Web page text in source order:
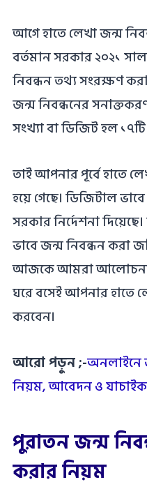
আগে হাতে লেখা জন্ম
বর্তমান সরকার ২০২১
নিবন্ধন তথ্য সংরক্ষণ
জন্ম নিবন্ধনের
সংখ্যা বা ডিজিট হল
তাই আপনার পূর্বে হাতে
হয়ে গেছে। ডিজিটাল
সরকার নির্দেশনা
ভাবে জন্ম নিবন্ধন করা
আজকে আমরা আলোচনা
ঘরে বসেই আপনার হাতে
করবেন।
আরো পড়ুন ;-অনলাইনে
নিয়ম, আবেদন ও
পুরাতন জন্ম
করার নিয়ম